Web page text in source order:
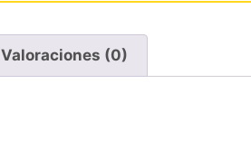
Valoraciones (0)